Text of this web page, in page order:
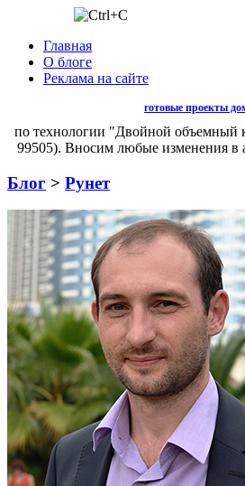
Главная
О блоге
Реклама на сайте
готовые проекты
по технологии "Двойной
99505). Вносим любые изменения в
Блог > Рунет